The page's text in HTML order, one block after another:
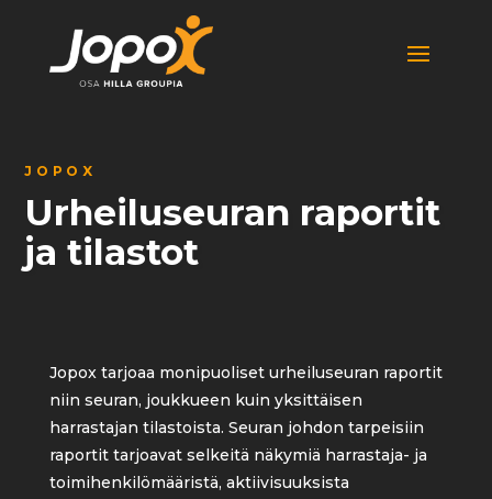
JOPOX
Urheiluseuran raportit
ja tilastot
Jopox tarjoaa monipuoliset urheiluseuran raportit
niin seuran, joukkueen kuin yksittäisen
harrastajan tilastoista. Seuran johdon tarpeisiin
raportit tarjoavat selkeitä näkymiä harrastaja- ja
toimihenkilömääristä, aktiivisuuksista